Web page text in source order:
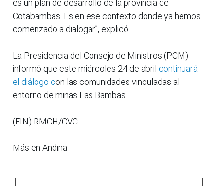
es un plan de desarrollo de la provincia de
Cotabambas. Es en ese contexto donde ya hemos
comenzado a dialogar”, explicó.
La Presidencia del Consejo de Ministros (PCM)
informó que este miércoles 24 de abril continuará
el diálogo con las comunidades vinculadas al
entorno de minas Las Bambas.
(FIN) RMCH/CVC
Más en Andina